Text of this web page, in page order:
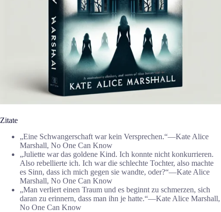
Zitate
„Eine Schwangerschaft war kein Versprechen.“―Kate Alice
Marshall, No One Can Know
„Juliette war das goldene Kind. Ich konnte nicht konkurrieren.
Also rebellierte ich. Ich war die schlechte Tochter, also machte
es Sinn, dass ich mich gegen sie wandte, oder?“―Kate Alice
Marshall, No One Can Know
„Man verliert einen Traum und es beginnt zu schmerzen, sich
daran zu erinnern, dass man ihn je hatte.“―Kate Alice Marshall,
No One Can Know